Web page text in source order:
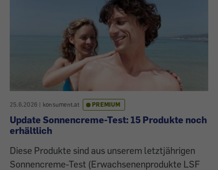
25.6.2026 | konsument.at PREMIUM
Update Sonnencreme-Test: 15 Produkte noch
erhältlich
Diese Produkte sind aus unserem letztjährigen
Sonnencreme-Test (Erwachsenenprodukte LSF